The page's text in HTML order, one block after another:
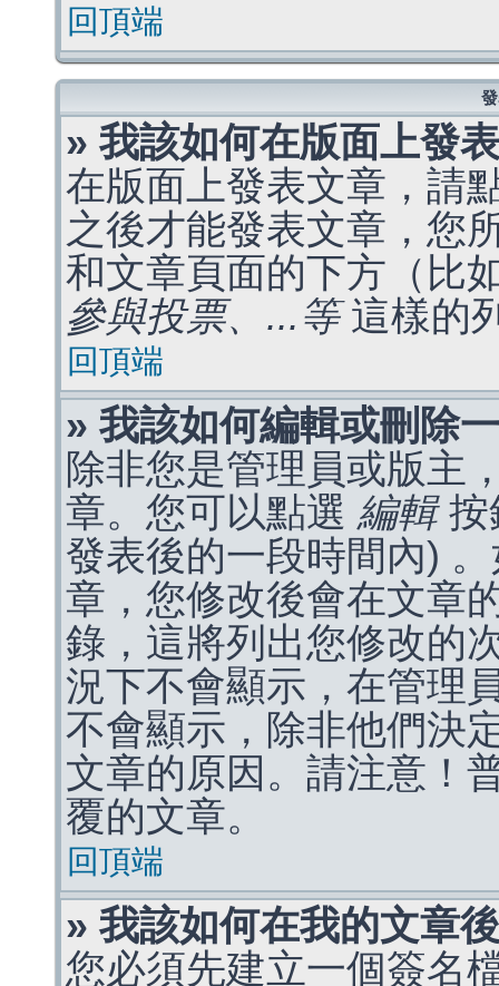
回頂端
» 我該如何在版面上發
在版面上發表文章，請
之後才能發表文章，您
和文章頁面的下方（比
參與投票、...等這樣的
回頂端
» 我該如何編輯或刪除
除非您是管理員或版主
章。您可以點選 編輯按
發表後的一段時間內)
章，您修改後會在文章
錄，這將列出您修改的
況下不會顯示，在管理
不會顯示，除非他們決
文章的原因。請注意！
覆的文章。
回頂端
» 我該如何在我的文章
您必須先建立一個簽名